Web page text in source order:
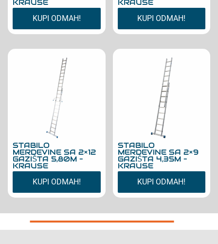
KRAUSE
KUPI ODMAH!
KRAUSE
KUPI ODMAH!
STABILO
MERDEVINE SA 2×12
GAZIŠTA 5,80M –
KRAUSE
KUPI ODMAH!
STABILO
MERDEVINE SA 2×9
GAZIŠTA 4,35M –
KRAUSE
KUPI ODMAH!